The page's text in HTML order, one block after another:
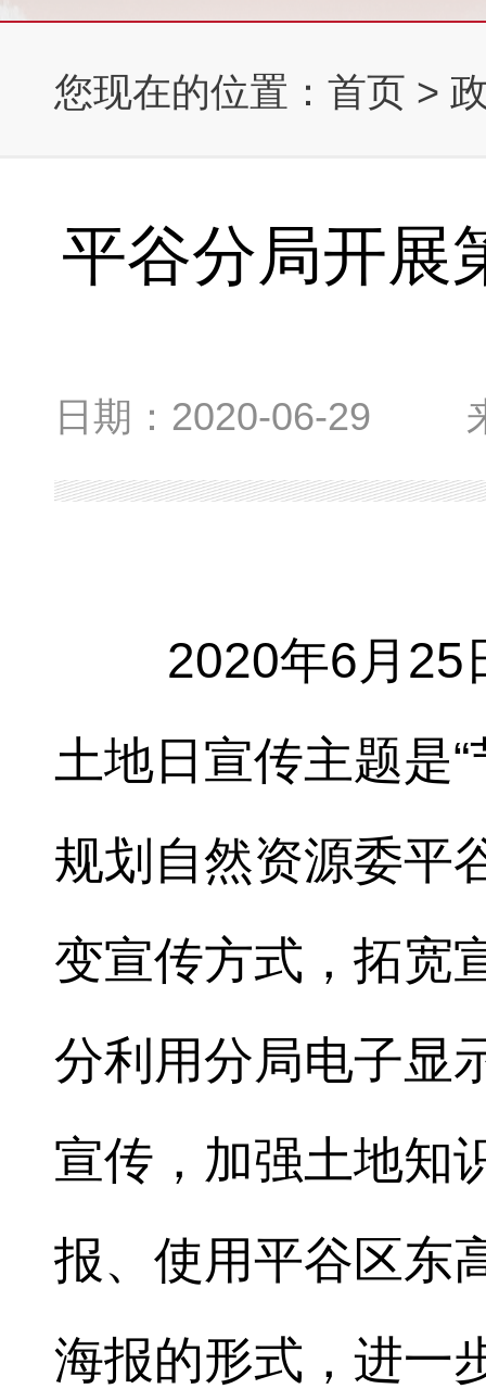
您现在的位置： 首页 >
平谷分局开展
日期： 2020-06-29
2020年6月25日
土地日宣传主题是
规划自然资源委平
变宣传方式，拓宽
分利用分局电子显
宣传，加强土地知
报、使用平谷区东
海报的形式，进一